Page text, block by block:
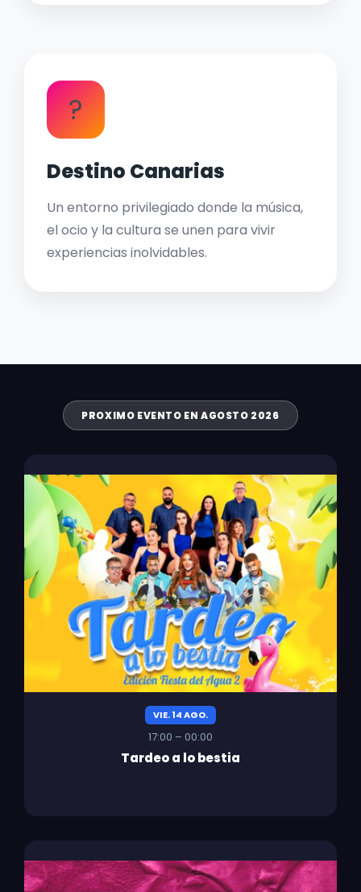
?
Destino Canarias
Un entorno privilegiado donde la música,
el ocio y la cultura se unen para vivir
experiencias inolvidables.
PROXIMO EVENTO EN AGOSTO 2026
VIE. 14 AGO.
17:00 – 00:00
Tardeo a lo bestia